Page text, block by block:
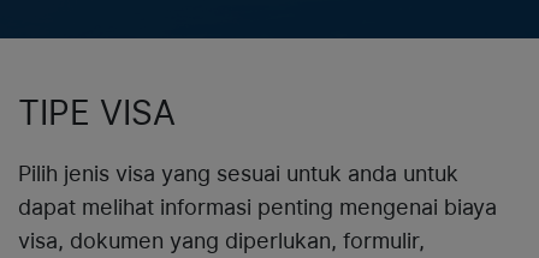
TIPE VISA
Pilih jenis visa yang sesuai untuk anda untuk
dapat melihat informasi penting mengenai biaya
visa, dokumen yang diperlukan, formulir,